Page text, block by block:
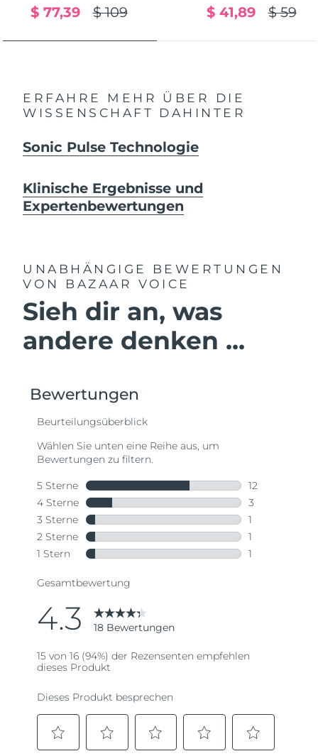
$ 109
$ 77,39 $ 59
$ 41,89
ERFAHRE MEHR ÜBER DIE
WISSENSCHAFT DAHINTER
Sonic Pulse Technologie
Klinische Ergebnisse und
Expertenbewertungen
UNABHÄNGIGE BEWERTUNGEN
VON BAZAAR VOICE
Sieh dir an, was
andere denken ...